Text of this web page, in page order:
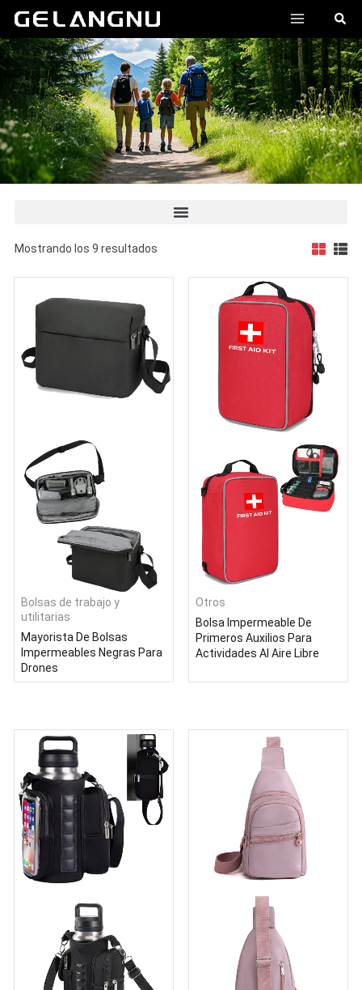
内
容
MENÚ搜
Mostrando los 9 resultados
Bolsas de trabajo y
utilitarias
Mayorista De Bolsas
Impermeables Negras Para
Drones
Otros
Bolsa Impermeable De
Primeros Auxilios Para
Actividades Al Aire Libre